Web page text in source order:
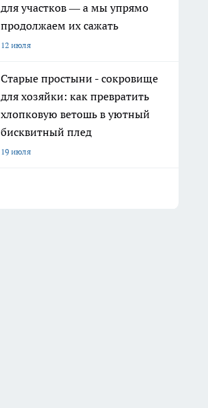
для участков — а мы упрямо
продолжаем их сажать
12 июля
Старые простыни - сокровище
для хозяйки: как превратить
хлопковую ветошь в уютный
бисквитный плед
19 июля